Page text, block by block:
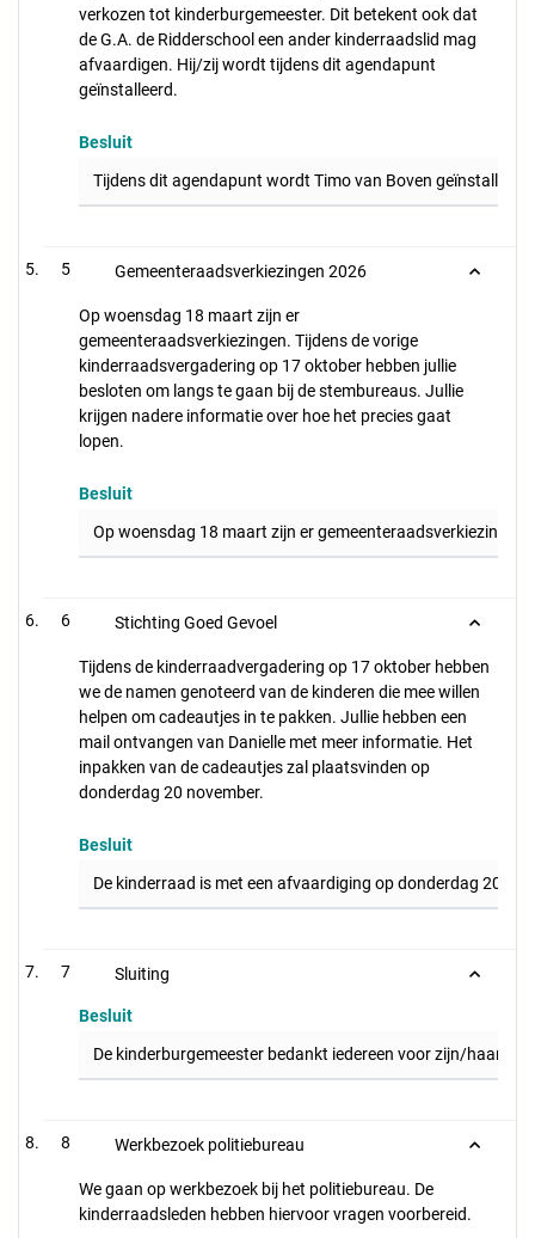
verkozen tot kinderburgemeester. Dit betekent ook dat
de G.A. de Ridderschool een ander kinderraadslid mag
afvaardigen. Hij/zij wordt tijdens dit agendapunt
geïnstalleerd.
Besluit
Tijdens dit agendapunt wordt Timo van Boven
5 Gemeenteraadsverkiezingen 2026
Op woensdag 18 maart zijn er
gemeenteraadsverkiezingen. Tijdens de vorige
kinderraadsvergadering op 17 oktober hebben jullie
besloten om langs te gaan bij de stembureaus. Jullie
krijgen nadere informatie over hoe het precies gaat
lopen.
Besluit
Op woensdag 18 maart zijn er
6 Stichting Goed Gevoel
Tijdens de kinderraadvergadering op 17 oktober hebben
we de namen genoteerd van de kinderen die mee willen
helpen om cadeautjes in te pakken. Jullie hebben een
mail ontvangen van Danielle met meer informatie. Het
inpakken van de cadeautjes zal plaatsvinden op
donderdag 20 november.
Besluit
De kinderraad is met een afvaardiging op donderdag 20
7 Sluiting
Besluit
De kinderburgemeester bedankt iedereen voor zijn/haar
8 Werkbezoek politiebureau
We gaan op werkbezoek bij het politiebureau. De
kinderraadsleden hebben hiervoor vragen voorbereid.